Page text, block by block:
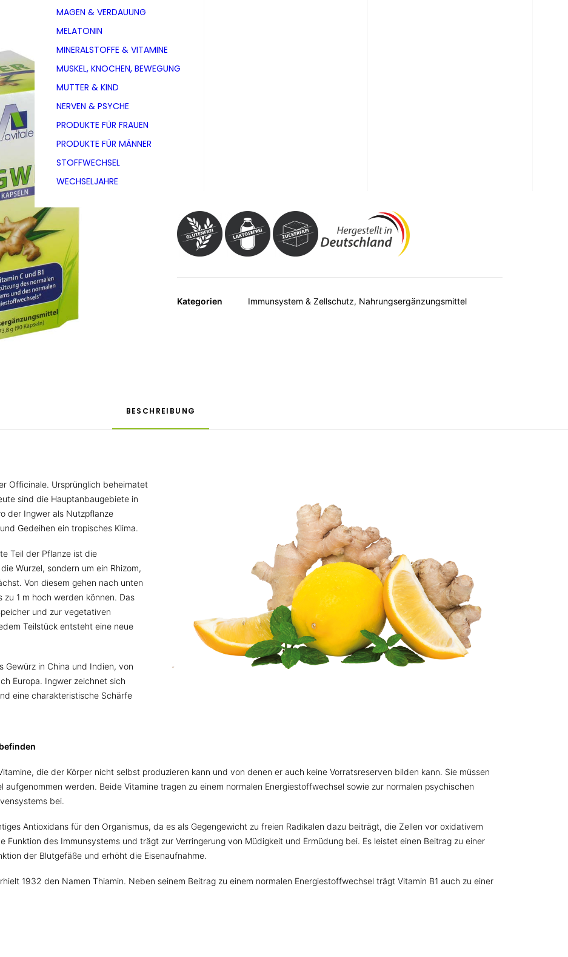
MAGEN & VERDAUUNG
MELATONIN
MINERALSTOFFE & VITAMINE
MUSKEL, KNOCHEN, BEWEGUNG
MUTTER & KIND
NERVEN & PSYCHE
PRODUKTE FÜR FRAUEN
PRODUKTE FÜR MÄNNER
STOFFWECHSEL
WECHSELJAHRE
Kategorien Immunsystem & Zellschutz, Nahrungsergänzungsmittel
BESCHREIBUNG
Officinale. Ursprünglich beheimatet
sind die Hauptanbaugebiete in
der Ingwer als Nutzpflanze
Gedeihen ein tropisches Klima.
Teil der Pflanze ist die
Wurzel, sondern um ein Rhizom,
Von diesem gehen nach unten
1 m hoch werden können. Das
und zur vegetativen
Teilstück entsteht eine neue
Gewürz in China und Indien, von
Europa. Ingwer zeichnet sich
eine charakteristische Schärfe
die der Körper nicht selbst produzieren kann und von denen er auch keine Vorratsreserven bilden kann. Sie müssen
werden. Beide Vitamine tragen zu einem normalen Energiestoffwechsel sowie zur normalen psychischen
bei.
Antioxidans für den Organismus, da es als Gegengewicht zu freien Radikalen dazu beiträgt, die Zellen vor oxidativem
Funktion des Immunsystems und trägt zur Verringerung von Müdigkeit und Ermüdung bei. Es leistet einen Beitrag zu einer
der Blutgefäße und erhöht die Eisenaufnahme.
1932 den Namen Thiamin. Neben seinem Beitrag zu einem normalen Energiestoffwechsel trägt Vitamin B1 auch zu einer